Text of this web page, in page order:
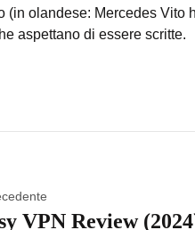
(in olandese: Mercedes Vito
aspettano di essere scritte.
VPN Review